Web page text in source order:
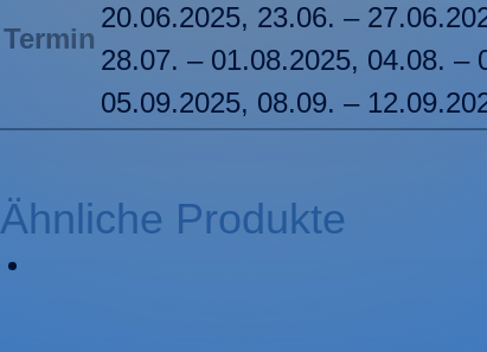
Termin
20.06.2025, 23.06. –
28.07. – 01.08.2025, 04.08. –
05.09.2025, 08.09. –
Ähnliche Produkte